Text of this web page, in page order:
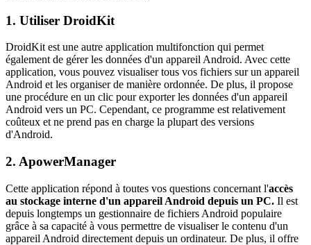
1. Utiliser DroidKit
DroidKit est une autre application multifonction qui permet
également de gérer les données d'un appareil Android. Avec cette
application, vous pouvez visualiser tous vos fichiers sur un appareil
Android et les organiser de manière ordonnée. De plus, il propose
une procédure en un clic pour exporter les données d'un appareil
Android vers un PC. Cependant, ce programme est relativement
coûteux et ne prend pas en charge la plupart des versions
d'Android.
2. ApowerManager
Cette application répond à toutes vos questions concernant l'accès
au stockage interne d'un appareil Android depuis un PC. Il est
depuis longtemps un gestionnaire de fichiers Android populaire
grâce à sa capacité à vous permettre de visualiser le contenu d'un
appareil Android directement depuis un ordinateur. De plus, il offre